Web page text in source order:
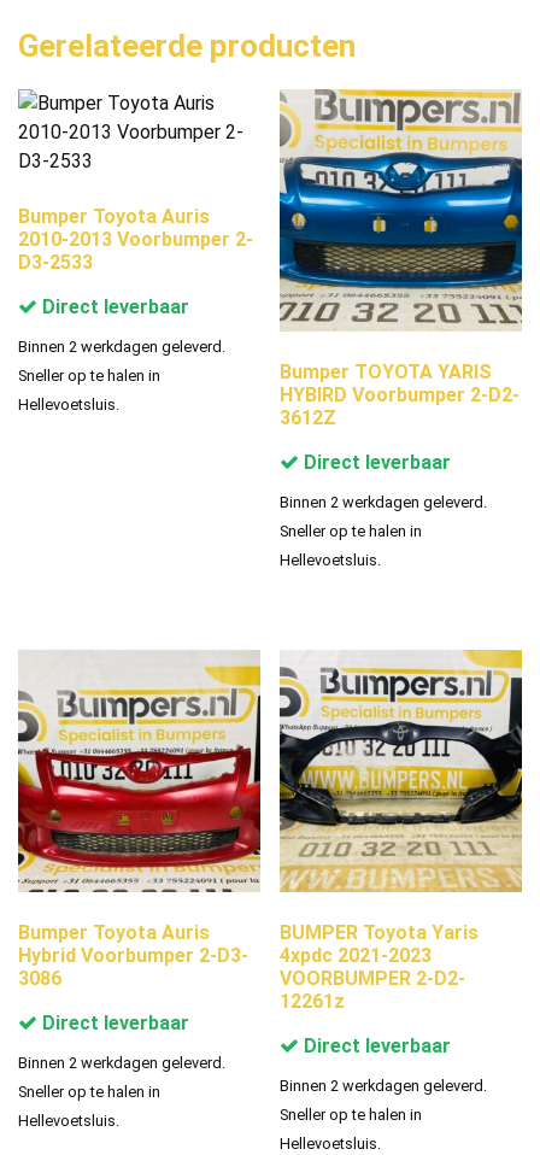
Gerelateerde producten
Bumper Toyota Auris
2010-2013 Voorbumper 2-
D3-2533
Direct leverbaar
Binnen 2 werkdagen geleverd.
Sneller op te halen in
Hellevoetsluis.
Bumper TOYOTA YARIS
HYBIRD Voorbumper 2-D2-
3612Z
Direct leverbaar
Binnen 2 werkdagen geleverd.
Sneller op te halen in
Hellevoetsluis.
Bumper Toyota Auris
Hybrid Voorbumper 2-D3-
3086
Direct leverbaar
Binnen 2 werkdagen geleverd.
Sneller op te halen in
Hellevoetsluis.
BUMPER Toyota Yaris
4xpdc 2021-2023
VOORBUMPER 2-D2-
12261z
Direct leverbaar
Binnen 2 werkdagen geleverd.
Sneller op te halen in
Hellevoetsluis.